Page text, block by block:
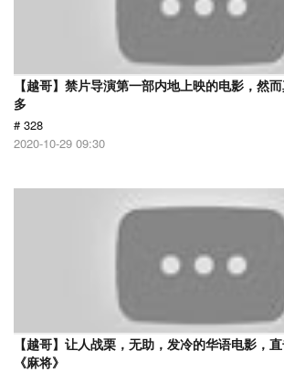
【越哥】禁片导演第一部内地上映的电影，然
多
# 328
2020-10-29 09:30
【越哥】让人战栗，无助，发冷的华语电影，
《麻将》